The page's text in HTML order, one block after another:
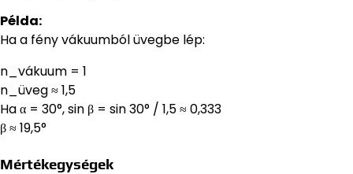
Példa:
Ha a fény vákuumból üvegbe lép:
n_vákuum = 1
n_üveg ≈ 1,5
Ha α = 30°, sin β = sin 30° / 1,5 ≈ 0,333
β ≈ 19,5°
Mértékegységek